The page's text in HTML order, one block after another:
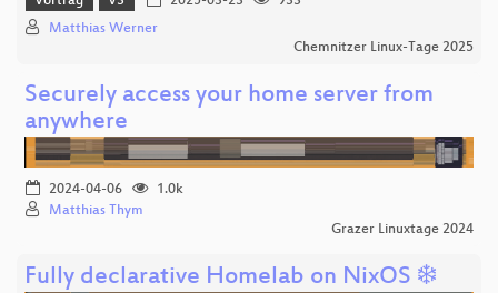
Matthias Werner
Chemnitzer Linux-Tage 2025
Securely access your home server from
anywhere
2024-04-06
1.0k
Matthias Thym
Grazer Linuxtage 2024
Fully declarative Homelab on NixOS ❄️